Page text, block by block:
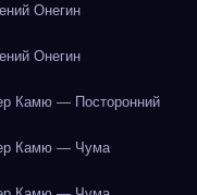
Онегин
Онегин
Камю — Посторонний
Камю — Чума